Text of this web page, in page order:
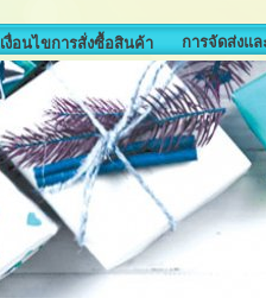
เงื่อนไขการสั่งซื้อสินค้า การจัดส่งแ